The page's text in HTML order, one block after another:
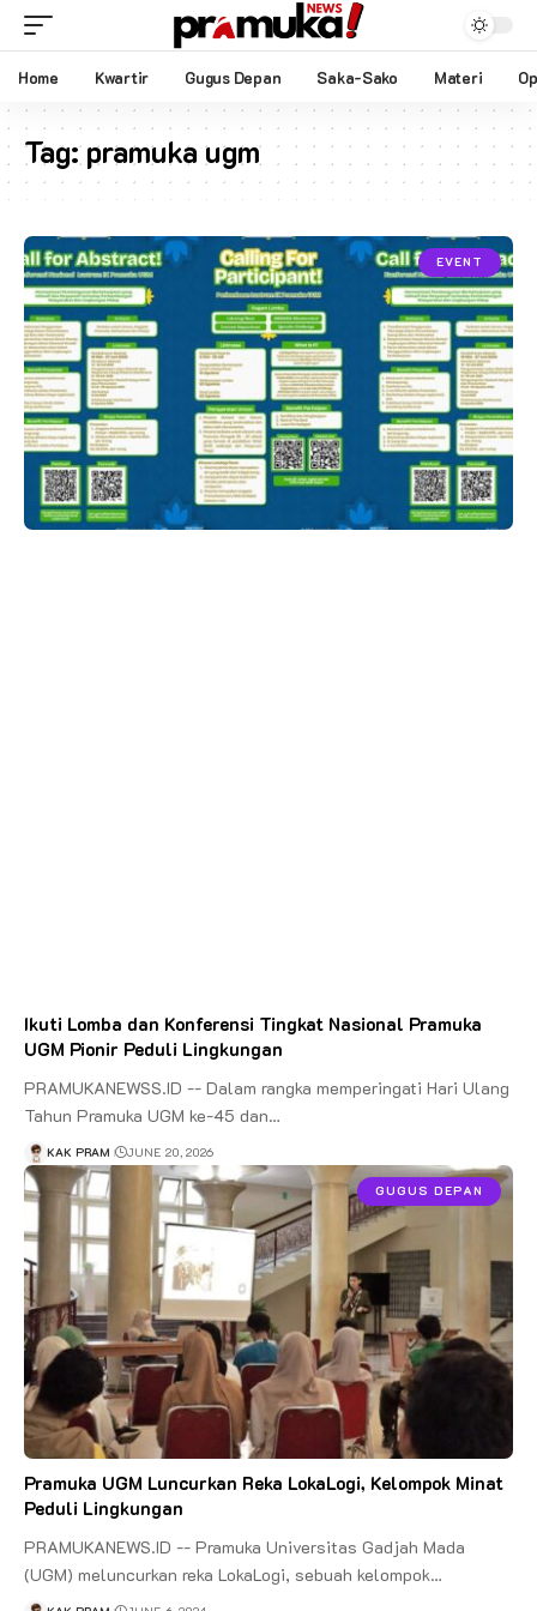
Home Kwartir Gugus Depan Saka-Sako Materi
Tag:pramuka ugm
EVENT
Ikuti Lomba dan Konferensi Tingkat Nasional Pramuka
UGM Pionir Peduli Lingkungan
PRAMUKANEWSS.ID -- Dalam rangka memperingati Hari Ulang
Tahun Pramuka UGM ke-45 dan…
KAK PRAM JUNE 20, 2026
GUGUS DEPAN
Pramuka UGM Luncurkan Reka LokaLogi, Kelompok Minat
Peduli Lingkungan
PRAMUKANEWS.ID -- Pramuka Universitas Gadjah Mada
(UGM) meluncurkan reka LokaLogi, sebuah kelompok…